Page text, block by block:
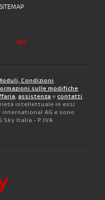
Condizioni
sulle modifiche
, assistenza e contatti.
intellettuale in essi
AG e sono
Italia - P.IVA